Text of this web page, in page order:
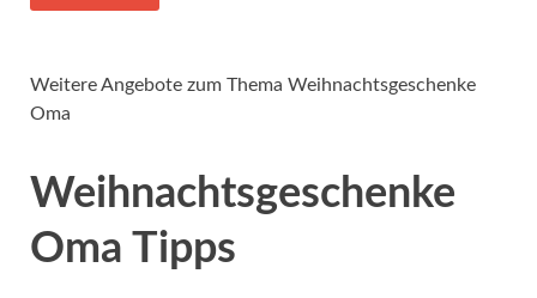
Weitere Angebote zum Thema Weihnachtsgeschenke
Oma
Weihnachtsgeschenke
Oma Tipps